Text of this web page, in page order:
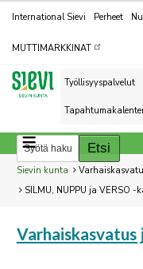
Kohderyhmät
International Sievi Perheet
MUTTIMARKKINAT
Työllisyyspalvelut
Breadcrumbs
You
are
Sievin kunta
SILMU, NUPPU ja VERSO
You
Varhaiskasvatus